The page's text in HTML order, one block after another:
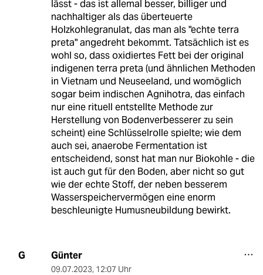
lässt - das ist allemal besser, billiger und
nachhaltiger als das überteuerte
Holzkohlegranulat, das man als "echte terra
preta" angedreht bekommt. Tatsächlich ist es
wohl so, dass oxidiertes Fett bei der original
indigenen terra preta (und ähnlichen Methoden
in Vietnam und Neuseeland, und womöglich
sogar beim indischen Agnihotra, das einfach
nur eine rituell entstellte Methode zur
Herstellung von Bodenverbesserer zu sein
scheint) eine Schlüsselrolle spielte; wie dem
auch sei, anaerobe Fermentation ist
entscheidend, sonst hat man nur Biokohle - die
ist auch gut für den Boden, aber nicht so gut
wie der echte Stoff, der neben besserem
Wasserspeichervermögen eine enorm
beschleunigte Humusneubildung bewirkt.
G Günter
09.07.2023, 12:07 Uhr